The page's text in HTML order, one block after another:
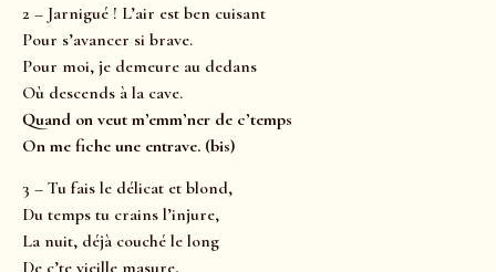
2 – Jarnigué ! L’air est ben cuisant
Pour s’avancer si brave.
Pour moi, je demeure au dedans
Où descends à la cave.
Quand on veut m’emm’ner de c’temps
On me fiche une entrave. (bis)
3 – Tu fais le délicat et blond,
Du temps tu crains l’injure,
La nuit, déjà couché le long